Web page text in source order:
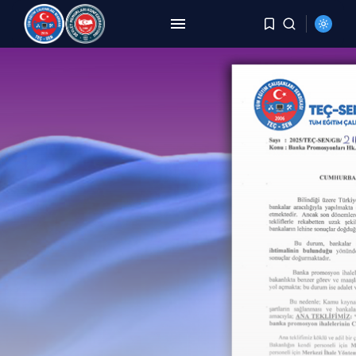
8 Yıldır Aynı Kriz, Aynı
Yorgunluk,...
DEMİREL: TÜİK Rakam Yazıyor,
Millet Bedel...
AĞUSTOS 4, 2026
KARŞILANMAYAN PERSONELE